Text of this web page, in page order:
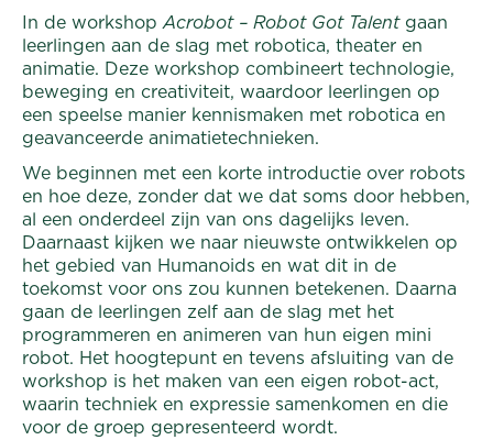
In de workshopAcrobot – Robot Got Talentgaan
leerlingen aan de slag met robotica, theater en
animatie. Deze workshop combineert technologie,
beweging en creativiteit, waardoor leerlingen op
een speelse manier kennismaken met robotica en
geavanceerde animatietechnieken.
We beginnen met een korte introductie over robots
en hoe deze, zonder dat we dat soms door hebben,
al een onderdeel zijn van ons dagelijks leven.
Daarnaast kijken we naar nieuwste ontwikkelen op
het gebied van Humanoids en wat dit in de
toekomst voor ons zou kunnen betekenen. Daarna
gaan de leerlingen zelf aan de slag met het
programmeren en animeren van hun eigen mini
robot. Het hoogtepunt en tevens afsluiting van de
workshop is het maken van een eigen robot-act,
waarin techniek en expressie samenkomen en die
voor de groep gepresenteerd wordt.